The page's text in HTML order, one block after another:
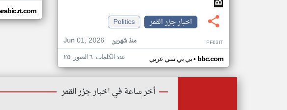
اخبار جزر القمر
Politics
Jun 01, 2026
منذ شهرين PF63IT
بي بي سي عربي• bbc.com عدد الكلمات: ٦ الصور: ٢٥
أخر ساعة في اخبار جزر القمر